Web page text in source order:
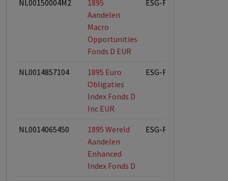
NL00150004M2
1895
Aandelen
Macro
Opportunities
Fonds D EUR
ESG-Fonds
NL0014857104
1895 Euro
Obligaties
Index Fonds D
Inc EUR
ESG-Fonds
NL0014065450
1895 Wereld
Aandelen
Enhanced
Index Fonds D
ESG-Fonds